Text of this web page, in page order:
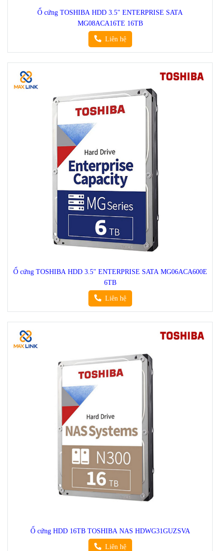
Ổ cứng TOSHIBA HDD 3.5" ENTERPRISE SATA
MG08ACA16TE 16TB
Liên hệ
Ổ cứng TOSHIBA HDD 3.5" ENTERPRISE SATA MG06ACA600E
6TB
Liên hệ
Ổ cứng HDD 16TB TOSHIBA NAS HDWG31GUZSVA
Liên hệ